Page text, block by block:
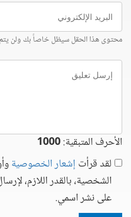
البريد
الإلكتروني
محتوى هذا الحقل سيظل خاصاً بك ولن
إرسل
تعليق
الأحرف المتبقية:1000
لقد قرأت إشعار الخصوصية
الشخصية، بالقدر اللازم،
على نشر اسمي.